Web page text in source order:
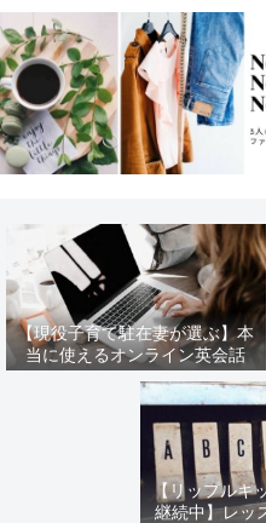
【現役子育て駐在妻が選ぶ】本
当に使えるオンライン英会話
【リップルキ
継続中】レッ